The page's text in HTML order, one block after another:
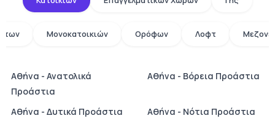
Μονοκατοικιών Ορόφων Λοφτ
Αθήνα - Ανατολικά
Προάστια
Αθήνα - Βόρεια Προάστια
Αθήνα - Δυτικά Προάστια
Αθήνα - Νότια Προάστια